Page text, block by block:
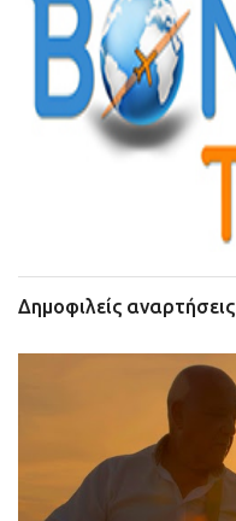
Δημοφιλείς αναρτήσεις